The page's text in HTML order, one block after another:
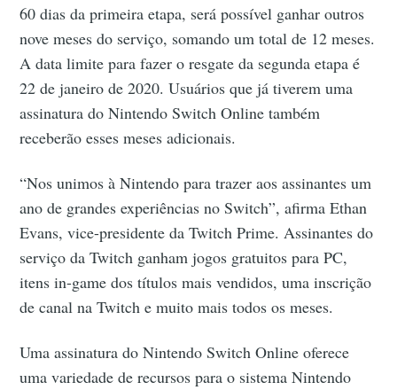
60 dias da primeira etapa, será possível ganhar outros
nove meses do serviço, somando um total de 12 meses.
A data limite para fazer o resgate da segunda etapa é
22 de janeiro de 2020. Usuários que já tiverem uma
assinatura do Nintendo Switch Online também
receberão esses meses adicionais.
“Nos unimos à Nintendo para trazer aos assinantes um
ano de grandes experiências no Switch”, afirma Ethan
Evans, vice-presidente da Twitch Prime. Assinantes do
serviço da Twitch ganham jogos gratuitos para PC,
itens in-game dos títulos mais vendidos, uma inscrição
de canal na Twitch e muito mais todos os meses.
Uma assinatura do Nintendo Switch Online oferece
uma variedade de recursos para o sistema Nintendo